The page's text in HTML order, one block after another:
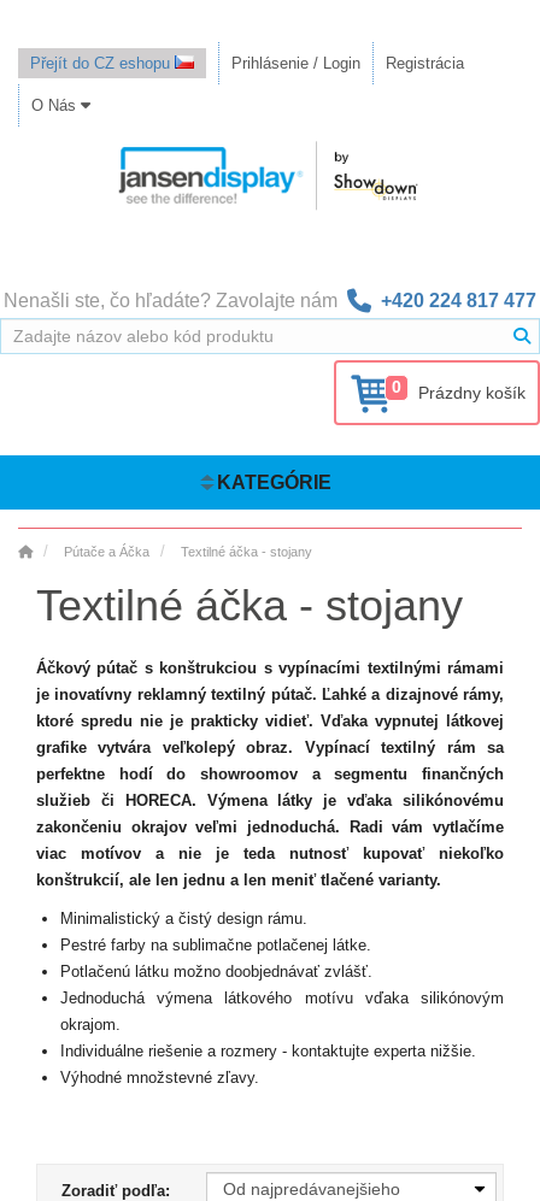
Přejít do CZ eshopu Prihlásenie / Login Registrácia
O Nás
Nenašli ste, čo hľadáte? Zavolajte nám +420 224 817 477
0 Prázdny košík
KATEGÓRIE
Pútače a Áčka Textilné áčka - stojany
Textilné áčka - stojany
Áčkový pútač s konštrukciou s vypínacími textilnými rámami
je inovatívny reklamný textilný pútač. Ľahké a dizajnové rámy,
ktoré spredu nie je prakticky vidieť. Vďaka vypnutej látkovej
grafike vytvára veľkolepý obraz. Vypínací textilný rám sa
perfektne hodí do showroomov a segmentu finančných
služieb či HORECA. Výmena látky je vďaka silikónovému
zakončeniu okrajov veľmi jednoduchá. Radi vám vytlačíme
viac motívov a nie je teda nutnosť kupovať niekoľko
konštrukcií, ale len jednu a len meniť tlačené varianty.
Minimalistický a čistý design rámu.
Pestré farby na sublimačne potlačenej látke.
Potlačenú látku možno doobjednávať zvlášť.
Jednoduchá výmena látkového motívu vďaka silikónovým
okrajom.
Individuálne riešenie a rozmery - kontaktujte experta nižšie.
Výhodné množstevné zľavy.
Zoradiť podľa: